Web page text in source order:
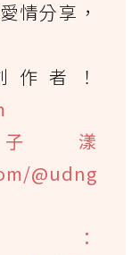
情分享，
者！
漾
@udng